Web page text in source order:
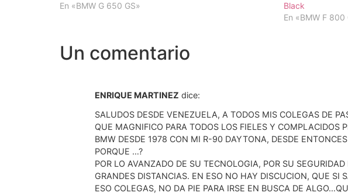
En «BMW G 650 GS»
Black
En «BMW F 800
Un comentario
ENRIQUE MARTINEZ dice:
SALUDOS DESDE VENEZUELA, A TODOS MIS COLEGAS DE
QUE MAGNIFICO PARA TODOS LOS FIELES Y COMPLACIDOS
BMW DESDE 1978 CON MI R-90 DAYTONA, DESDE
PORQUE …?
POR LO AVANZADO DE SU TECNOLOGIA, POR SU
GRANDES DISTANCIAS. EN ESO NO HAY DISCUCION, QUE
ESO COLEGAS, NO DA PIE PARA IRSE EN BUSCA DE